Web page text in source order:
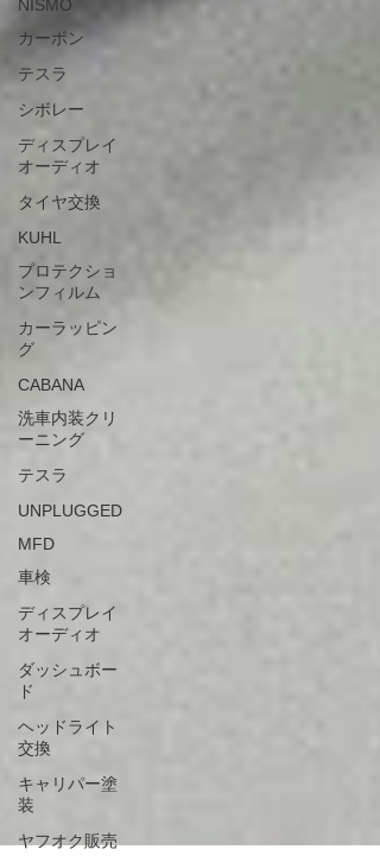
NISMO
カーボン
テスラ
シボレー
ディスプレイ
オーディオ
タイヤ交換
KUHL
プロテクショ
ンフィルム
カーラッピン
グ
CABANA
洗車内装クリ
ーニング
テスラ
UNPLUGGED
MFD
車検
ディスプレイ
オーディオ
ダッシュボー
ド
ヘッドライト
交換
キャリパー塗
装
ヤフオク販売